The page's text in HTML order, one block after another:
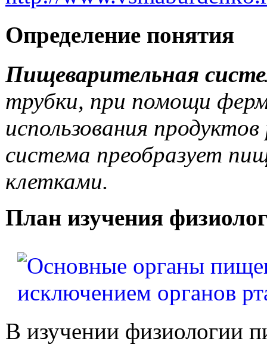
Определение понятия
Пищеварительная
трубки, при помощи
использования
система преобразует
клетками.
План изучения
В изучении физиологии